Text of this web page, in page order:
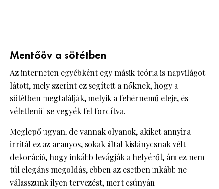
Mentőöv a sötétben
Az interneten egyébként egy másik teória is napvilágot
látott, mely szerint ez segített a nőknek, hogy a
sötétben megtalálják, melyik a fehérnemű eleje, és
véletlenül se vegyék fel fordítva.
Meglepő ugyan, de vannak olyanok, akiket annyira
irritál ez az aranyos, sokak által kislányosnak vélt
dekoráció, hogy inkább levágják a helyéről, ám ez nem
túl elegáns megoldás, ebben az esetben inkább ne
válasszunk ilyen tervezést, mert csúnyán